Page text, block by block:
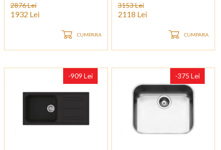
2876 Lei
1932 Lei
CUMPARA
3153 Lei
2118 Lei
CUMPARA
-909 Lei -375 Lei